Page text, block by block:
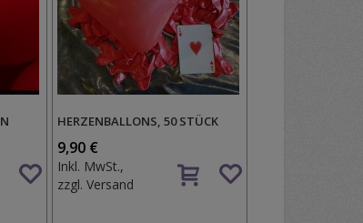
Auf
den
Wunschzettel
HERZENBALLONS, 50 STÜCK
9,90 €
Inkl. MwSt.,
zzgl.Versand
Auf
den